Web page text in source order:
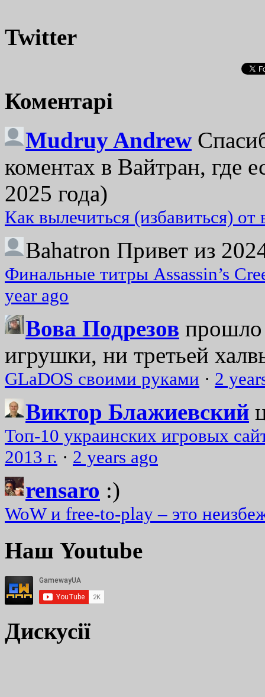
Twitter
Коментарі
Mudruy Andrew
коментах в Вайтран, где
2025 года)
Как вылечиться (избавиться)
Bahatron Привет из
Финальные титры Assassin’s
year ago
Вова Подрезов прошло
игрушки, ни третьей
GLaDOS своими руками · 2
Виктор Блажиевский
Топ-10 украинских игровых
2013 г. · 2 years ago
rensaro :)
WoW и free-to-play – это
Наш Youtube
Дискусії